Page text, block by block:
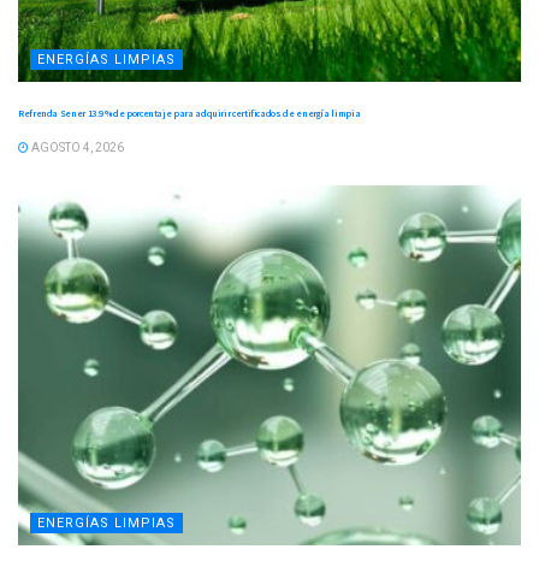
ENERGÍAS LIMPIAS
Refrenda Sener 13.9 % de porcentaje para adquirir certificados de energía limpia
AGOSTO 4, 2026
ENERGÍAS LIMPIAS